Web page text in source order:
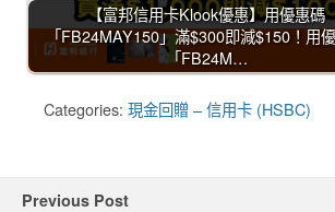
【富邦信用卡Klook優惠】用優惠碼
「FB24MAY150」滿$300即減$150！用
「FB24M…
Categories: 現金回贈 – 信用卡 (HSBC)
Previous Post